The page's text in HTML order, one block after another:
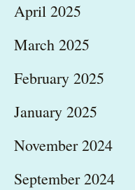
April 2025
March 2025
February 2025
January 2025
November 2024
September 2024